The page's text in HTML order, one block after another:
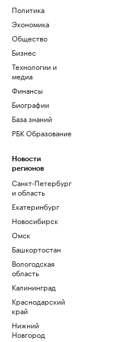
Политика
Экономика
Общество
Бизнес
Технологии и
медиа
Финансы
Биографии
База знаний
РБК Образование
Новости
регионов
Санкт-Петербург
и область
Екатеринбург
Новосибирск
Омск
Башкортостан
Вологодская
область
Калининград
Краснодарский
край
Нижний
Новгород